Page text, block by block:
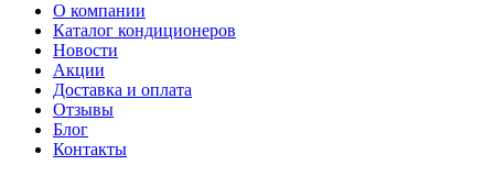
О компании
Каталог кондиционеров
Новости
Акции
Доставка и оплата
Отзывы
Блог
Контакты